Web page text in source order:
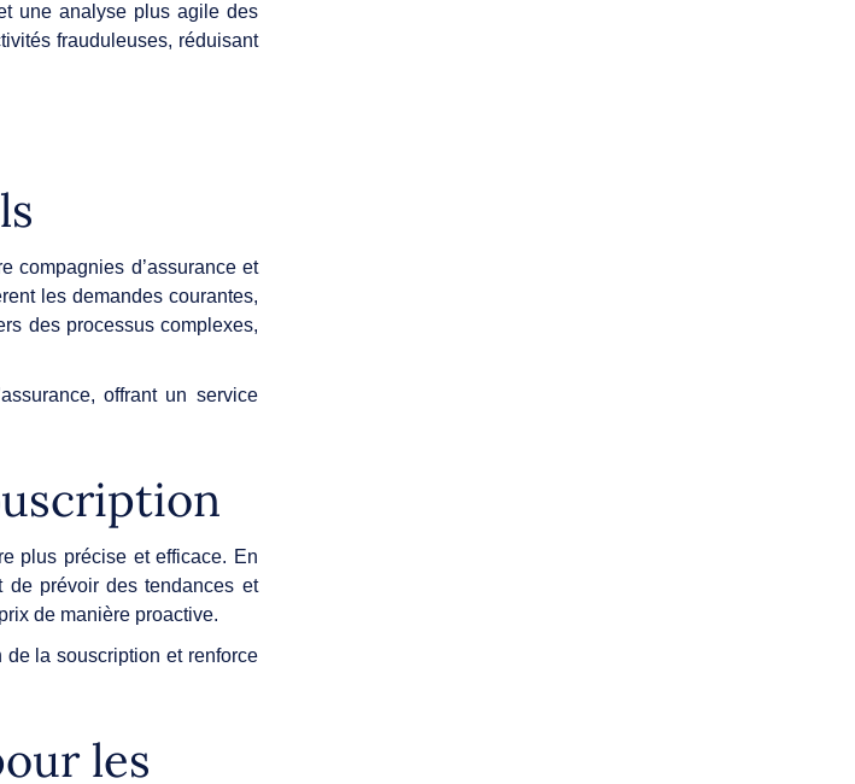
une analyse plus agile des
frauduleuses, réduisant
compagnies d’assurance et
les demandes courantes,
des processus complexes,
offrant un service
plus précise et efficace. En
de prévoir des tendances et
de manière proactive.
la souscription et renforce
les